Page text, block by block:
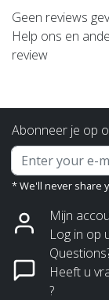
Geen reviews
Help ons en
review
Abonneer je op
* We'll never share
Mijn
Log in op
Heeft u
?